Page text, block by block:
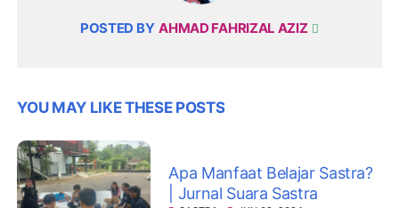
POSTED BY AHMAD FAHRIZAL AZIZ
YOU MAY LIKE THESE POSTS
Apa Manfaat Belajar Sastra?
| Jurnal Suara Sastra